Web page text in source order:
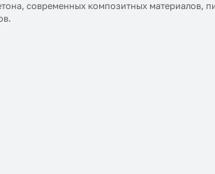
современных композитных материалов,